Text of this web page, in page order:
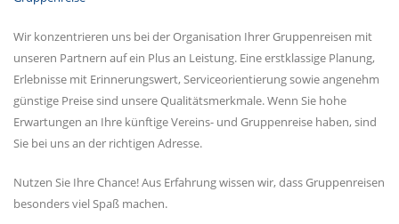
Wir konzentrieren uns bei der Organisation Ihrer Gruppenreisen mit
unseren Partnern auf ein Plus an Leistung. Eine erstklassige Planung,
Erlebnisse mit Erinnerungswert, Serviceorientierung sowie angenehm
günstige Preise sind unsere Qualitätsmerkmale. Wenn Sie hohe
Erwartungen an Ihre künftige Vereins- und Gruppenreise haben, sind
Sie bei uns an der richtigen Adresse.
Nutzen Sie Ihre Chance! Aus Erfahrung wissen wir, dass Gruppenreisen
besonders viel Spaß machen.